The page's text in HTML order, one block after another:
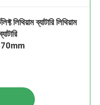
লিথিয়াম ব্যাটারি লিথিয়াম